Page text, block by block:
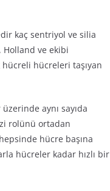
kaç sentriyol ve silia
ve ekibi
hücreleri taşıyan
aynı sayıda
rolünü ortadan
hücre başına
hücreler kadar hızlı bir